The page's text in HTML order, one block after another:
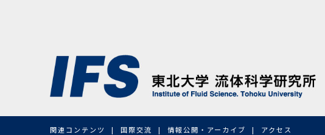
関連コンテンツ 国際交流 情報公開・アーカイブ アクセス